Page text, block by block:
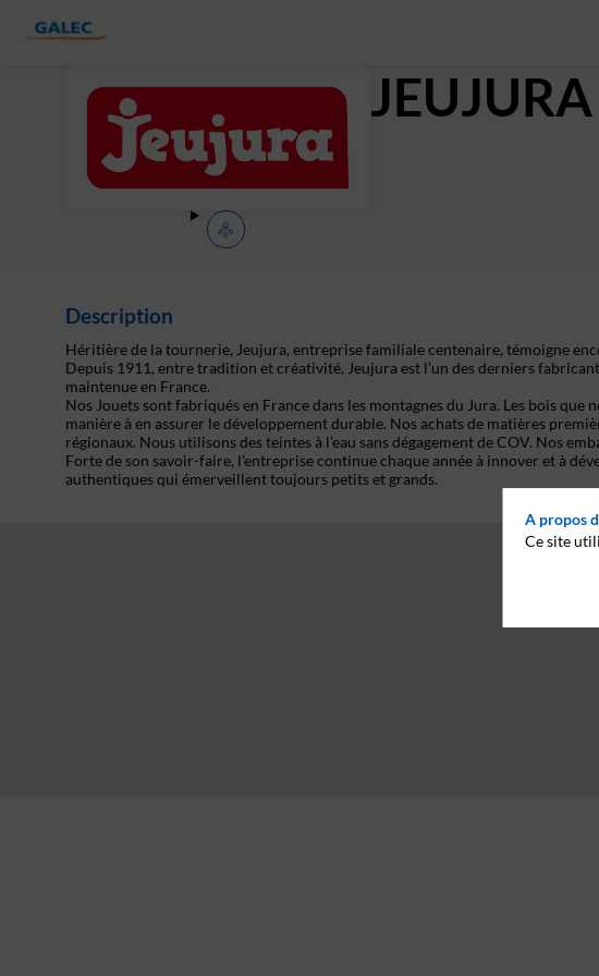
JEUJURA
Description
Héritière de la tournerie, Jeujura, entreprise familiale centenaire, témoigne
Depuis 1911, entre tradition et créativité, Jeujura est l’un des derniers
maintenue en France.
Nos Jouets sont fabriqués en France dans les montagnes du Jura. Les bois
manière à en assurer le développement durable. Nos achats de matières
régionaux. Nous utilisons des teintes à l’eau sans dégagement de COV. Nos
Forte de son savoir-faire, l’entreprise continue chaque année à innover et à
A propos
Ce site